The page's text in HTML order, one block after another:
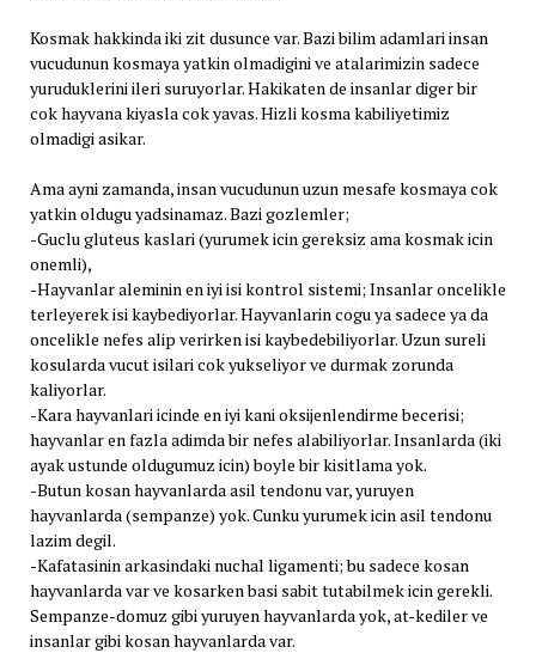
Kosmak hakkinda iki zit dusunce var. Bazi bilim adamlari insan
vucudunun kosmaya yatkin olmadigini ve atalarimizin sadece
yuruduklerini ileri suruyorlar. Hakikaten de insanlar diger bir
cok hayvana kiyasla cok yavas. Hizli kosma kabiliyetimiz
olmadigi asikar.
Ama ayni zamanda, insan vucudunun uzun mesafe kosmaya cok
yatkin oldugu yadsinamaz. Bazi gozlemler;
-Guclu gluteus kaslari (yurumek icin gereksiz ama kosmak icin
onemli),
-Hayvanlar aleminin en iyi isi kontrol sistemi; Insanlar oncelikle
terleyerek isi kaybediyorlar. Hayvanlarin cogu ya sadece ya da
oncelikle nefes alip verirken isi kaybedebiliyorlar. Uzun sureli
kosularda vucut isilari cok yukseliyor ve durmak zorunda
kaliyorlar.
-Kara hayvanlari icinde en iyi kani oksijenlendirme becerisi;
hayvanlar en fazla adimda bir nefes alabiliyorlar. Insanlarda (iki
ayak ustunde oldugumuz icin) boyle bir kisitlama yok.
-Butun kosan hayvanlarda asil tendonu var, yuruyen
hayvanlarda (sempanze) yok. Cunku yurumek icin asil tendonu
lazim degil.
-Kafatasinin arkasindaki nuchal ligamenti; bu sadece kosan
hayvanlarda var ve kosarken basi sabit tutabilmek icin gerekli.
Sempanze-domuz gibi yuruyen hayvanlarda yok, at-kediler ve
insanlar gibi kosan hayvanlarda var.